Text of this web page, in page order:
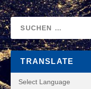
TRANSLATE